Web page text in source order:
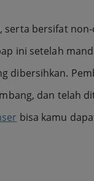
serta bersifat
ini setelah
dibersihkan.
dan telah
bisa kamu